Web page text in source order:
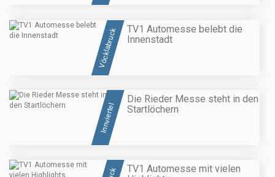
Vöcklabruck
TV1 Automesse belebt die
Innenstadt
Innviertel
Die Rieder Messe steht in den
Startlöchern
TV1 Automesse mit vielen